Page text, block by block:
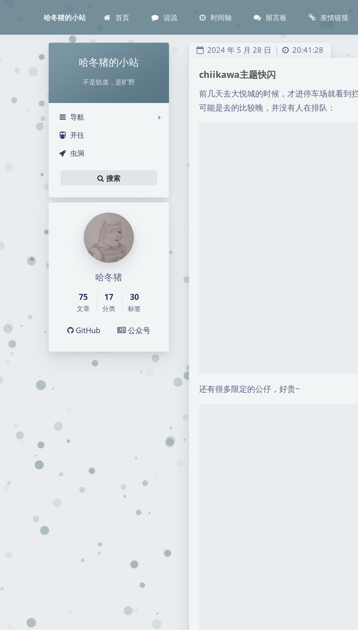
哈冬猪的小站 首页 说说 时间轴 留言板 友情链接
哈冬猪的小站
不是轨道，是旷野
导航
开往
虫洞
搜索
哈冬猪
75
文章
17
分类
30
标签
GitHub 公众号
2024 年 5 月 28 日 | 20:41:28
chiikawa主题快闪
前几天去大悦城的时候，才进停车场就看到
可能是去的比较晚，并没有人在排队：
还有很多限定的公仔，好贵~